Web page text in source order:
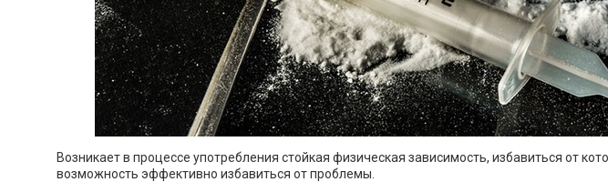
Возникает в процессе употребления стойкая физическая зависимость, избавиться от
возможность эффективно избавиться от проблемы.